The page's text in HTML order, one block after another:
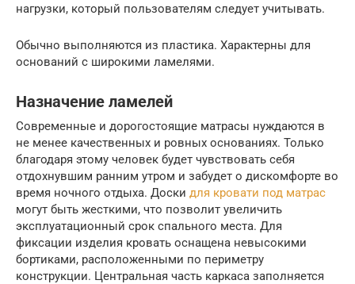
нагрузки, который пользователям следует учитывать.
Обычно выполняются из пластика. Характерны для
оснований с широкими ламелями.
Назначение ламелей
Современные и дорогостоящие матрасы нуждаются в
не менее качественных и ровных основаниях. Только
благодаря этому человек будет чувствовать себя
отдохнувшим ранним утром и забудет о дискомфорте во
время ночного отдыха. Доски для кровати под матрас
могут быть жесткими, что позволит увеличить
эксплуатационный срок спального места. Для
фиксации изделия кровать оснащена невысокими
бортиками, расположенными по периметру
конструкции. Центральная часть каркаса заполняется